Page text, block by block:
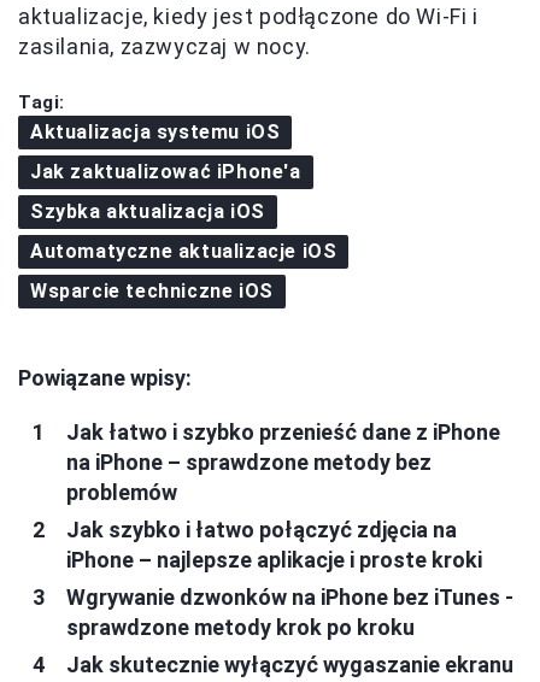
aktualizacje, kiedy jest podłączone do Wi-Fi i
zasilania, zazwyczaj w nocy.
Tagi:
Aktualizacja systemu iOS
Jak zaktualizować iPhone'a
Szybka aktualizacja iOS
Automatyczne aktualizacje iOS
Wsparcie techniczne iOS
Powiązane wpisy:
Jak łatwo i szybko przenieść dane z iPhone
na iPhone – sprawdzone metody bez
problemów
Jak szybko i łatwo połączyć zdjęcia na
iPhone – najlepsze aplikacje i proste kroki
Wgrywanie dzwonków na iPhone bez iTunes -
sprawdzone metody krok po kroku
Jak skutecznie wyłączyć wygaszanie ekranu